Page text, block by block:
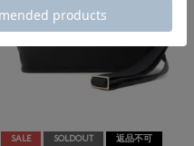
SALE SOLDOUT 返品不可